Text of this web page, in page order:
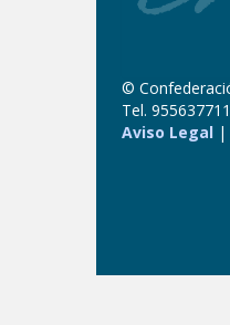
©
Tel.
Aviso Legal |